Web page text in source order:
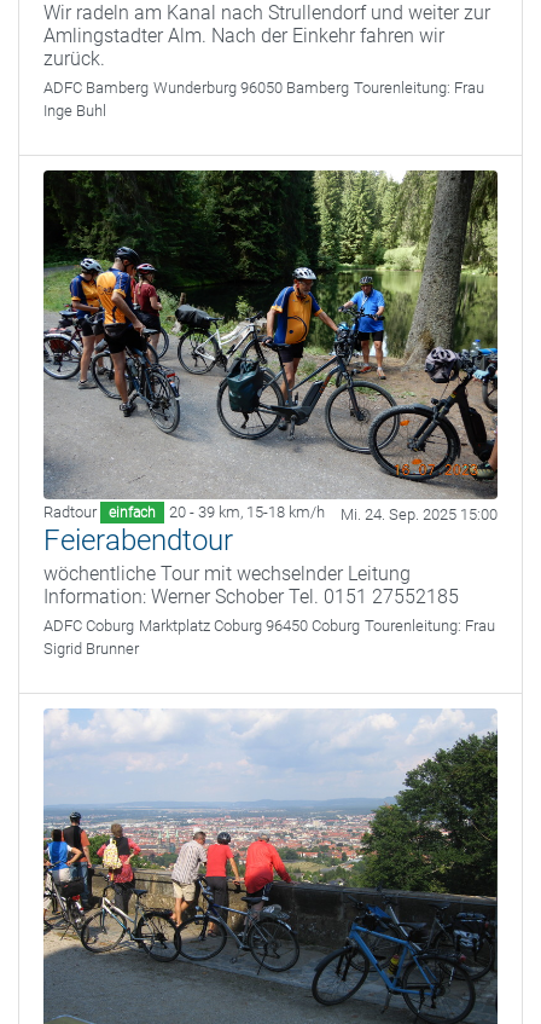
Wir radeln am Kanal nach Strullendorf und weiter zur
Amlingstadter Alm. Nach der Einkehr fahren wir
zurück.
ADFC Bamberg Wunderburg 96050 Bamberg Tourenleitung: Frau
Inge Buhl
Radtour einfach 20 - 39 km, 15-18 km/h Mi. 24. Sep. 2025 15:00
Feierabendtour
wöchentliche Tour mit wechselnder Leitung
Information: Werner Schober Tel. 0151 27552185
ADFC Coburg Marktplatz Coburg 96450 Coburg Tourenleitung: Frau
Sigrid Brunner